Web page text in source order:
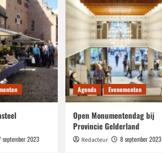
september 2023
Agenda Evenementen
Open Monumentendag bij
Provincie Gelderland
Redacteur 8 september 2023